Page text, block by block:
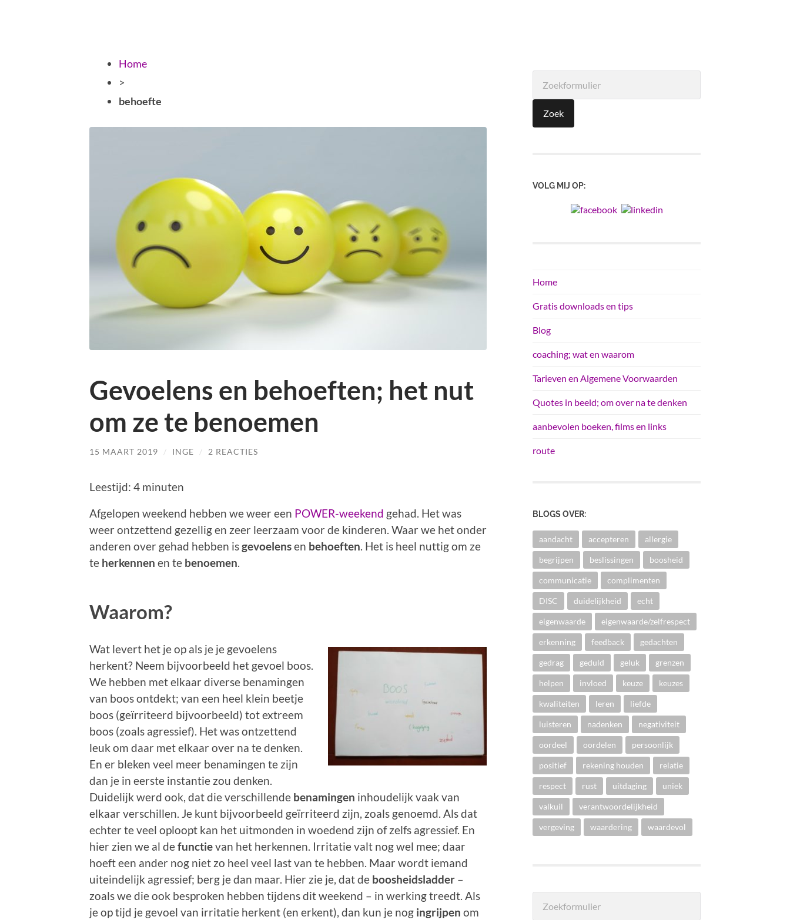
Home
>
behoefte
Gevoelens en behoeften; het nut
om ze te benoemen
15 MAART 2019 / INGE / 2 REACTIES
Leestijd: 4 minuten
Afgelopen weekend hebben we weer een POWER-weekend gehad. Het was
weer ontzettend gezellig en zeer leerzaam voor de kinderen. Waar we het onder
anderen over gehad hebben isgevoelensen behoeften. Het is heel nuttig om ze
te herkennen en te benoemen.
Waarom?
Wat levert het je op als je je gevoelens
herkent? Neem bijvoorbeeld het gevoel boos.
We hebben met elkaar diverse benamingen
van boos ontdekt; van een heel klein beetje
boos (geïrriteerd bijvoorbeeld) tot extreem
boos (zoals agressief). Het was ontzettend
leuk om daar met elkaar over na te denken.
En er bleken veel meer benamingen te zijn
dan je in eerste instantie zou denken.
Duidelijk werd ook, dat die verschillende benamingen inhoudelijk vaak van
elkaar verschillen. Je kunt bijvoorbeeld geïrriteerd zijn, zoals genoemd. Als dat
echter te veel oploopt kan het uitmonden in woedend zijn of zelfs agressief. En
hier zien we al defunctievan het herkennen. Irritatie valt nog wel mee; daar
hoeft een ander nog niet zo heel veel last van te hebben. Maar wordt iemand
uiteindelijk agressief; berg je dan maar. Hier zie je, dat de boosheidsladder –
zoals we die ook besproken hebben tijdens dit weekend – in werking treedt. Als
je op tijd je gevoel van irritatie herkent (en erkent), dan kun je nog ingrijpen om
VOLG MIJ OP:
Home
Gratis downloads en tips
Blog
coaching; wat en waarom
Tarieven en Algemene Voorwaarden
Quotes in beeld; om over na te denken
aanbevolen boeken, films en links
route
BLOGS OVER:
aandacht accepteren allergie
begrijpen beslissingen boosheid
communicatie complimenten
DISC duidelijkheid echt
eigenwaarde eigenwaarde/zelfrespect
erkenning feedback gedachten
gedrag geduld geluk grenzen
helpen invloed keuze keuzes
kwaliteiten leren liefde
luisteren nadenken negativiteit
oordeel oordelen persoonlijk
positief rekening houden relatie
respect rust uitdaging uniek
valkuil verantwoordelijkheid
vergeving waardering waardevol